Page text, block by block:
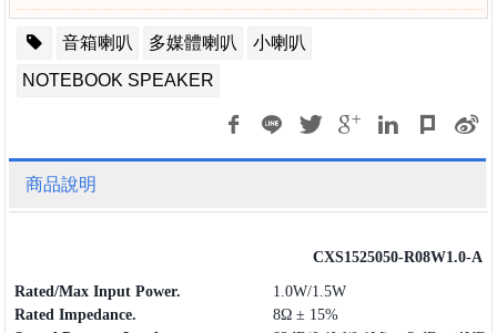
音箱喇叭 多媒體喇叭
小喇叭
NOTEBOOK SPEAKER
商品說明
CXS1525050-R08W1.0-A
Rated/Max Input Power.
1.0W/1.5W
Rated Impedance.
8Ω ± 15%